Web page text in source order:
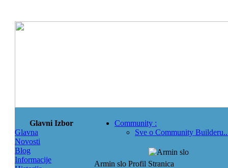
Glavni Izbor
Glavna
Novosti
Blog
Informacije
Community :
Sve o Community
Armin slo Profil Stranica